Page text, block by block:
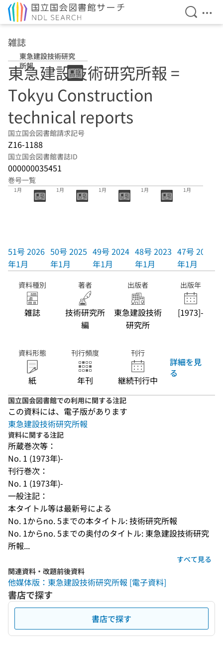
検索を
メ
雑誌
東急建設技術研究
所報
東急建設技術研究所報 =
Tokyu Construction
technical reports
国立国会図書館請求記号
Z16-1188
国立国会図書館書誌ID
000000035451
巻号一覧
51号 2026年
1月
51号 2026
年1月
1月
50号 2025
年1月
1月
49号 2024
年1月
1月
48号 2023
年1月
1月
47号 2022
年1月
資料種別
雑誌
著者
技術研究所
編
出版者
東急建設技術
研究所
出版年
[1973]-
資料形態
紙
刊行頻度
年刊
刊行
継続刊行中
詳細を見
る
国立国会図書館での利用に関する注記
この資料には、電子版があります
東急建設技術研究所報
資料に関する注記
所蔵巻次等：
No. 1 (1973年)-
刊行巻次：
No. 1 (1973年)-
一般注記：
本タイトル等は最新号による
No. 1からno. 5までの本タイトル: 技術研究所報
No. 1からno. 5までの奥付のタイトル: 東急建設技術研究
所報...
すべて見る
関連資料・改題前後資料
他媒体版：東急建設技術研究所報 [電子資料]
書店で探す
書店で探す